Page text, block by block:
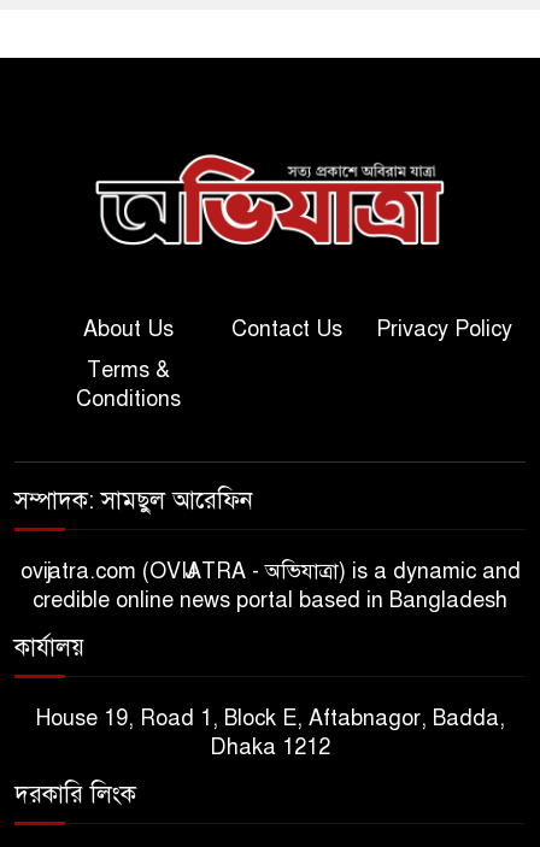
About Us Contact Us
Privacy Policy
Terms &
Conditions
সম্পাদক: সামছুল আরেফিন
ovijatra.com (OVIJATRA - অভিযাত্রা) is a dynamic and
credible online news portal based in Bangladesh
কার্যালয়
House 19, Road 1, Block E, Aftabnagor, Badda,
Dhaka 1212
দরকারি লিংক